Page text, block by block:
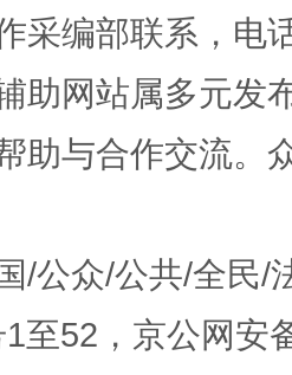
有效落实 一纸欠
采编部联系，电
助网站属多元发
助与合作交流。
/公众/公共/全民/
至52，京公网安